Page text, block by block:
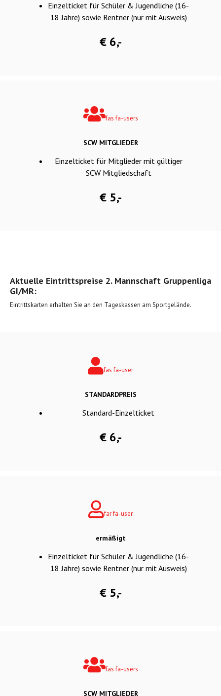
Einzelticket für Schüler & Jugendliche (16-
18 Jahre) sowie Rentner (nur mit Ausweis)
€ 6,-
fas fa-users
SCW MITGLIEDER
Einzelticket für Mitglieder mit gültiger
SCW Mitgliedschaft
€ 5,-
Aktuelle Eintrittspreise 2. Mannschaft Gruppenliga
GI/MR:
Eintrittskarten erhalten Sie an den Tageskassen am Sportgelände.
fas fa-user
STANDARDPREIS
Standard-Einzelticket
€ 6,-
far fa-user
ermäßigt
Einzelticket für Schüler & Jugendliche (16-
18 Jahre) sowie Rentner (nur mit Ausweis)
€ 5,-
fas fa-users
SCW MITGLIEDER